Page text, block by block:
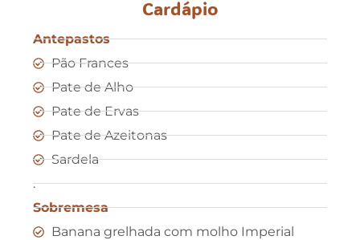
Cardápio
Antepastos
Pão Frances
Pate de Alho
Pate de Ervas
Pate de Azeitonas
Sardela
.
Sobremesa
Banana grelhada com molho Imperial